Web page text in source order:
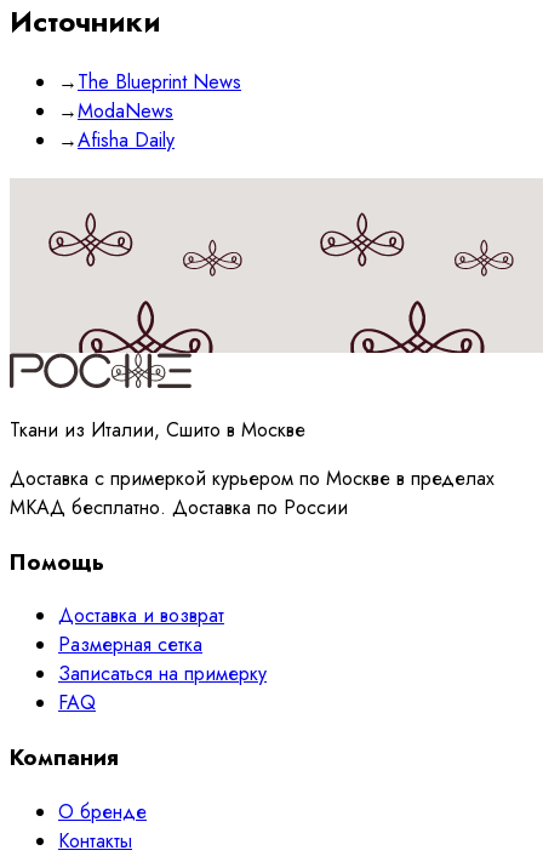
Источники
→The Blueprint News
→ModaNews
→Afisha Daily
Принимаюполитикуобработки данных
Ткани из Италии, Сшито в Москве
Доставка с примеркой курьером по Москве в пределах
МКАД бесплатно. Доставка по России
Помощь
Доставка и возврат
Размерная сетка
Записаться на примерку
FAQ
Компания
О бренде
Контакты